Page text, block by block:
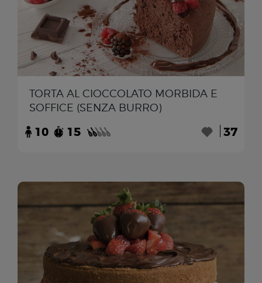
TORTA AL CIOCCOLATO MORBIDA E
SOFFICE (SENZA BURRO)
10 15 37